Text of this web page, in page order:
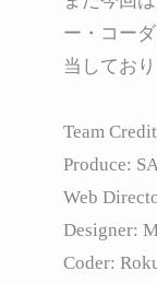
ー・コー
当しており
Team Credit
Produce:
Web
Designer:
Coder: